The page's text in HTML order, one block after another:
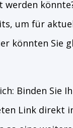
um für
könnten Sie
Binden Sie
Link direkt